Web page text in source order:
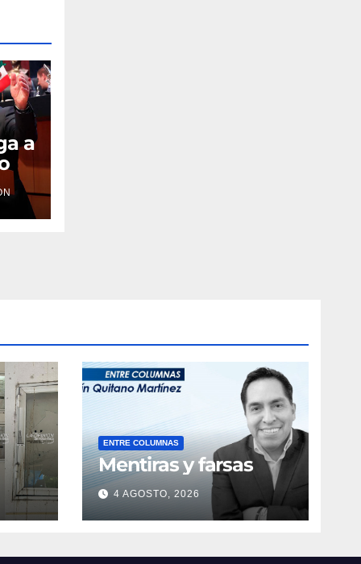
a
ENTRE COLUMNAS
Mentiras y farsas
4 AGOSTO, 2026